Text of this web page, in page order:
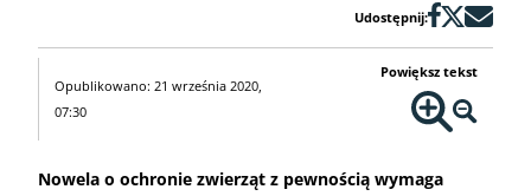
Udostępnij:
Opublikowano: 21 września 2020,
07:30
Powiększ tekst
Nowela o ochronie zwierząt z pewnością wymaga